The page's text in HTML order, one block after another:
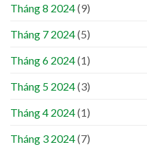
Tháng 8 2024(9)
Tháng 7 2024(5)
Tháng 6 2024(1)
Tháng 5 2024(3)
Tháng 4 2024(1)
Tháng 3 2024(7)